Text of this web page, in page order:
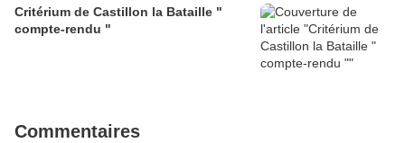
Critérium de Castillon la Bataille "
compte-rendu "
Commentaires